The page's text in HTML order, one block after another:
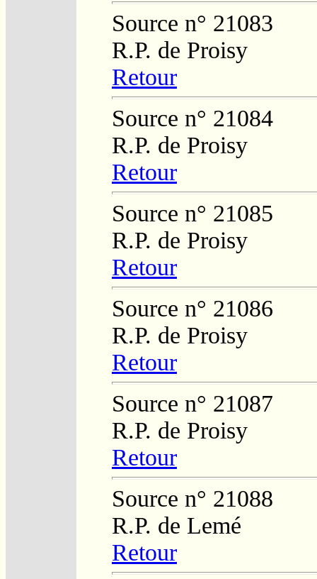
Source n° 21083
R.P. de Proisy
Retour
Source n° 21084
R.P. de Proisy
Retour
Source n° 21085
R.P. de Proisy
Retour
Source n° 21086
R.P. de Proisy
Retour
Source n° 21087
R.P. de Proisy
Retour
Source n° 21088
R.P. de Lemé
Retour